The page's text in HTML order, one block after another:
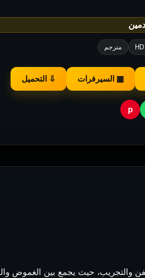
HD مترجم
▦ السيرفرات ⇩ التحميل
p
والتجريب، حيث يجمع بين الغموض